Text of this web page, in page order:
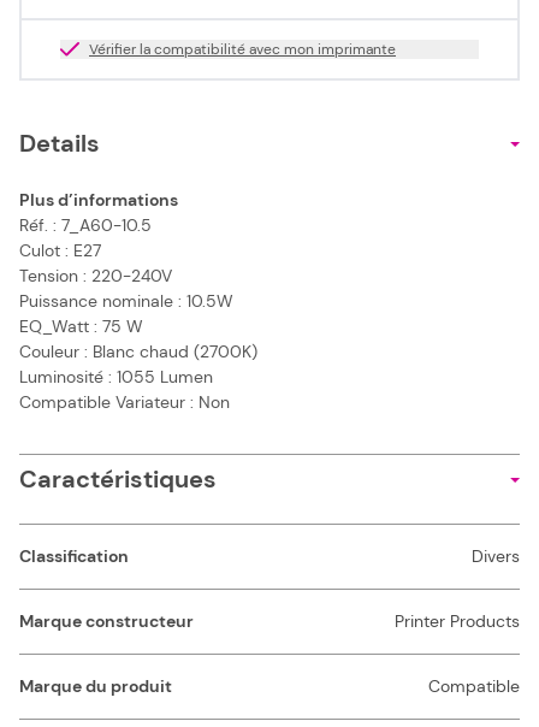
Vérifier la compatibilité avec mon imprimante
Details
Plus d’informations
Réf. : 7_A60-10.5
Culot : E27
Tension : 220-240V
Puissance nominale : 10.5W
EQ_Watt : 75 W
Couleur : Blanc chaud (2700K)
Luminosité : 1055 Lumen
Compatible Variateur : Non
Caractéristiques
Classification Divers
Marque constructeur Printer Products
Marque du produit Compatible